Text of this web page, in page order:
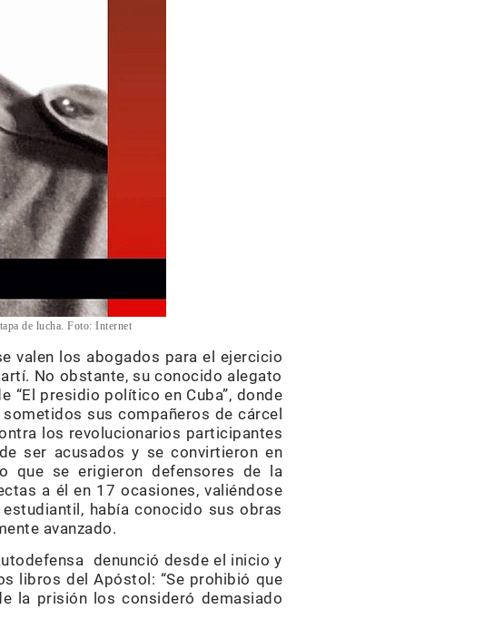
de lucha. Foto: Internet
valen los abogados para el ejercicio
No obstante, su conocido alegato
“El presidio político en Cuba”, donde
sus compañeros de cárcel
los revolucionarios participantes
ser acusados y se convirtieron en
que se erigieron defensores de la
a él en 17 ocasiones, valiéndose
había conocido sus obras
avanzado.
denunció desde el inicio y
libros del Apóstol: “Se prohibió que
la prisión los consideró demasiado